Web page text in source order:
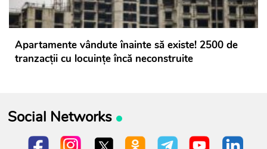
Apartamente vândute înainte să existe! 2500 de
tranzacții cu locuințe încă neconstruite
Social Networks